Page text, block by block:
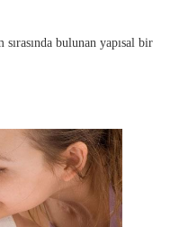
bulunan yapısal bir